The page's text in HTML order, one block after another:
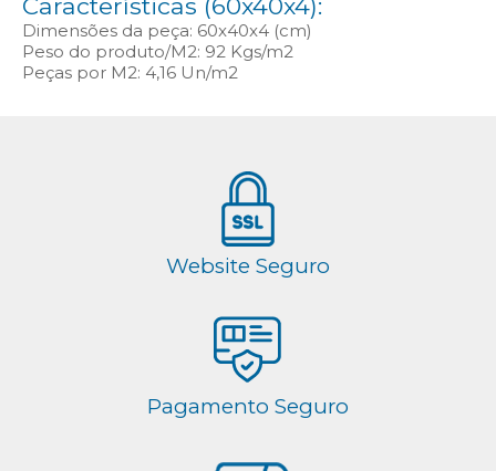
Dimensões da peça: 60x40x4 (cm)
Peso do produto/M2: 92 Kgs/m2
Peças por M2: 4,16 Un/m2
Website Seguro
Pagamento Seguro